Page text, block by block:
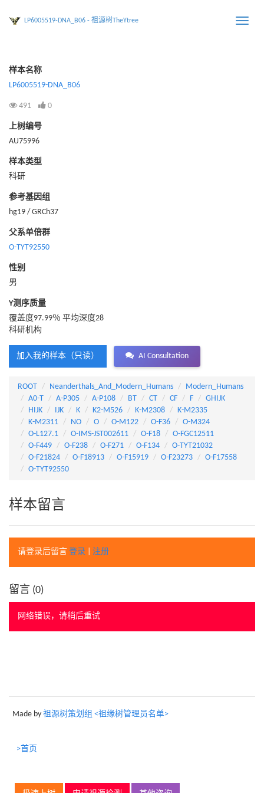
Toggle
LP6005519-DNA_B06 - 祖源树TheYtree
样本名称
LP6005519-DNA_B06
491 0
上树编号
AU75996
样本类型
科研
参考基因组
hg19 / GRCh37
父系单倍群
O-TYT92550
性别
男
Y测序质量
覆盖度97.99％ 平均深度28
科研机构
加入我的样本（只读） AI Consultation
ROOT Neanderthals_And_Modern_Humans
Modern_Humans
A0-T
A-P305 A-P108 BT CT CF F
GHIJK
HIJK
IJK K K2-M526 K-M2308
K-M2335
K-M2311
NO O O-M122 O-F36
O-M324
O-L127.1
O-IMS-JST002611 O-F18
O-FGC12511
O-F449
O-F238 O-F271 O-F134
O-TYT21032
O-F21824
O-F18913 O-F15919 O-F23273
O-F17558
O-TYT92550
样本留言
请登录后留言 登录 注册
留言 (0)
网络错误，请稍后重试
Made by 祖源树策划组 <祖缘树管理员名单>
>首页